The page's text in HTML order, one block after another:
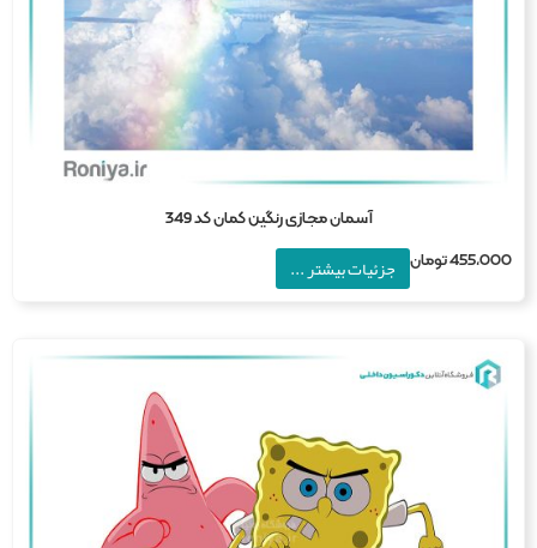
آسمان مجازی رنگین کمان کد 349
تومان جزئیات بیشتر ...